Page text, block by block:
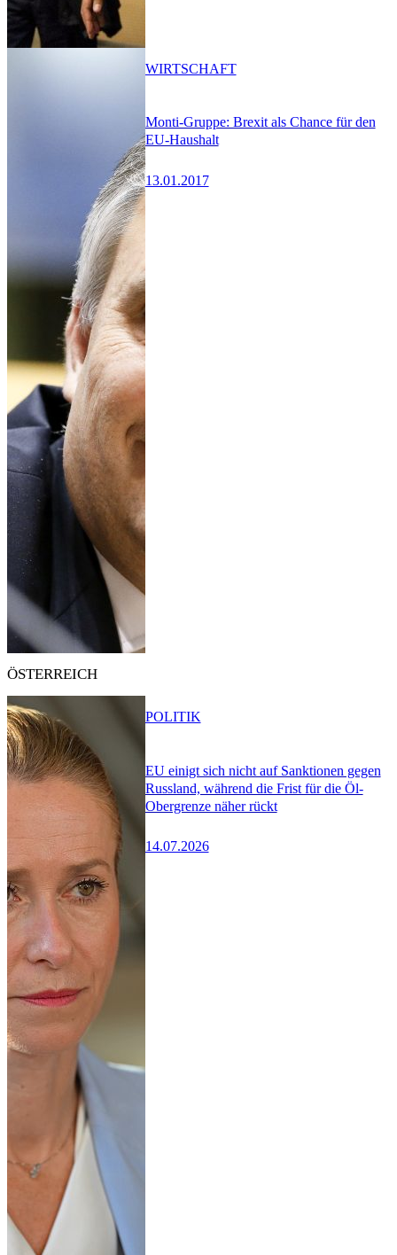
Monti-Gruppe: Brexit als Chance für den
EU-Haushalt
13.01.2017
WIRTSCHAFT
ÖSTERREICH
EU einigt sich nicht auf Sanktionen gegen
Russland, während die Frist für die Öl-
Obergrenze näher rückt
14.07.2026
POLITIK